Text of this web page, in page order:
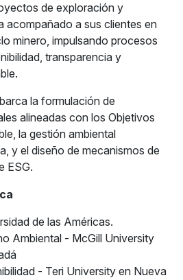
de exploración y
acompañado a sus clientes en
minero, impulsando procesos
transparencia y
la formulación de
alineadas con los Objetivos
la gestión ambiental
y el diseño de mecanismos de
ESG.
de las Américas.
Ambiental - McGill University
- Teri University en Nueva